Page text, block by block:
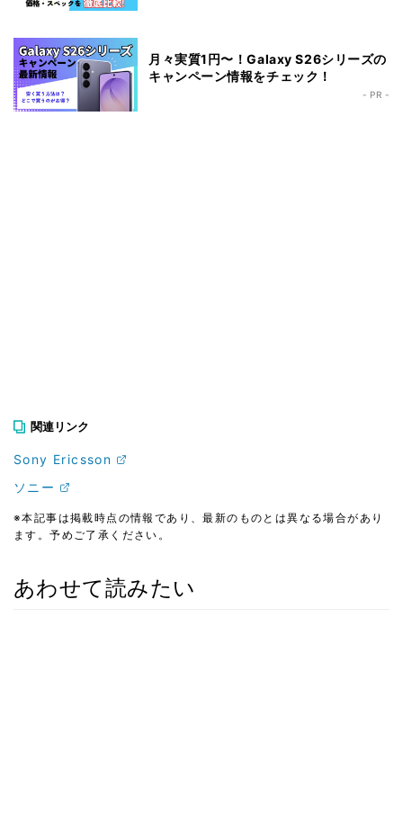
月々実質1円〜！Galaxy S26シリーズの
キャンペーン情報をチェック！
- PR -
関連リンク
Sony Ericsson
ソニー
※本記事は掲載時点の情報であり、最新のものとは異なる場合があり
ます。予めご了承ください。
あわせて読みたい